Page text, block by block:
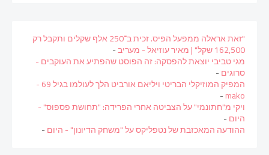
"זאת אראלה ממפעל הפיס. זכית ב־250 אלף שקלים ותקבל רק
162,500 שקל" | מאיר עוזיאל - מעריב -
מגי טביבי יוצאת להפסקה: זה הפוסט שהפתיע את העוקבים -
סרוגים-
המפיק המוזיקלי הבריטי ויליאם אורביט הלך לעולמו בגיל 69 -
mako
-
ויקי מ"חתונמי" על הצביטה אחרי הפרידה: "תחושת פספוס" -
היום-
ההודעה המאכזבת של נטפליקס על "משחק הדיונון" - היום-